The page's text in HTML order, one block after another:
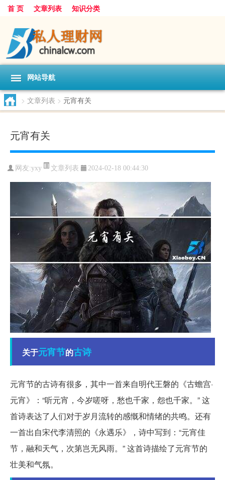
首 页 文章列表 知识分类
网站导航
> 文章列表 > 元宵有关
元宵有关
网友:yxy 文章列表 2024-02-18 00:44:30
关于元宵节的古诗
元宵节的古诗有很多，其中一首来自明代王磐的《古蟾宫·
元宵》：“听元宵，今岁嗟呀，愁也千家，怨也千家。” 这
首诗表达了人们对于岁月流转的感慨和情绪的共鸣。还有
一首出自宋代李清照的《永遇乐》，诗中写到：“元宵佳
节，融和天气，次第岂无风雨。” 这首诗描绘了元宵节的
壮美和气氛。